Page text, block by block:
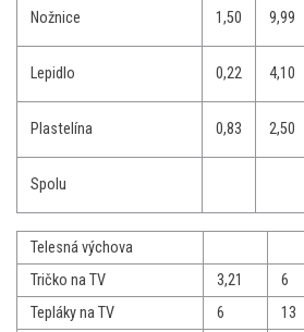
Nožnice 1,50 9,99
Lepidlo 0,22 4,10
Plastelína 0,83 2,50
Spolu
Telesná výchova
Tričko na TV
3,21 6
Tepláky na TV
6 13